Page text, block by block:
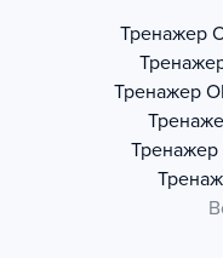
Тренажер
Тренажер
Тренажер